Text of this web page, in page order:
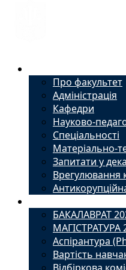
Про факультет
Адміністрація
Кафедри
Науково-
Спеціальності
Матеріально-
Запитати у
Врегулювання
БАКАЛАВРАТ
МАГІСТРАТУРА
Аспірантура
Вартість